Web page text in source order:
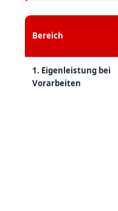
Bereich
1. Eigenleistung bei
Vorarbeiten